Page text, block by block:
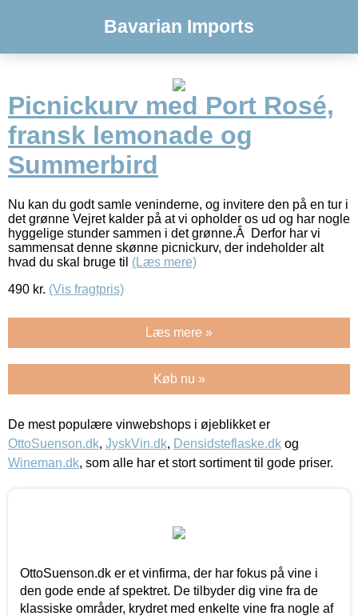
Bavarian Imports
Picnickurv med Port Rosé,
fransk lemonade og
Summerbird
Nu kan du godt samle veninderne, og invitere den på en tur i
det grønne Vejret kalder på at vi opholder os ud og har nogle
hyggelige stunder sammen i det grønne.Â Derfor har vi
sammensat denne skønne picnickurv, der indeholder alt
hvad du skal bruge til (Læs mere)
490 kr. (Vis fragtpris)
Læs mere »
Køb nu »
De mest populære vinwebshops i øjeblikket er
OttoSuenson.dk, JyskVin.dk, Densidsteflaske.dk og
Wineman.dk, som alle har et stort sortiment til gode priser.
OttoSuenson.dk er et vinfirma, der har fokus på vine i
den gode ende af spektret. De tilbyder dig vine fra de
klassiske områder, krydret med enkelte vine fra nogle af